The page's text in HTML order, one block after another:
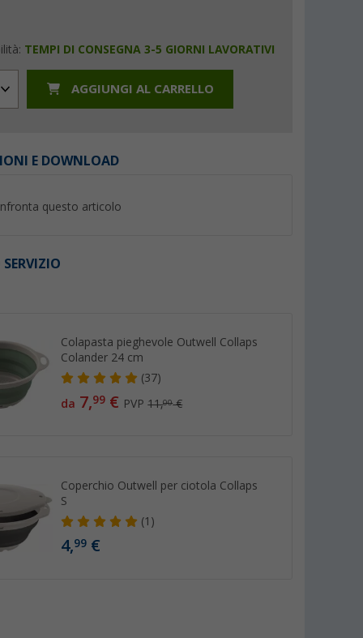
TEMPI DI CONSEGNA 3-5 GIORNI LAVORATIVI
AGGIUNGI AL CARRELLO
E DOWNLOAD
questo articolo
Colapasta pieghevole Outwell Collaps
Colander 24 cm
(37)
da 7,99 € PVP11,00€
Coperchio Outwell per ciotola Collaps
S
(1)
4,99 €
x 20 cm
4,99€
PVP 7,99 €